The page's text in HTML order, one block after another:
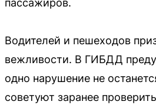
Водителей и пешеходов
вежливости. В ГИБДД
одно нарушение не
советуют заранее